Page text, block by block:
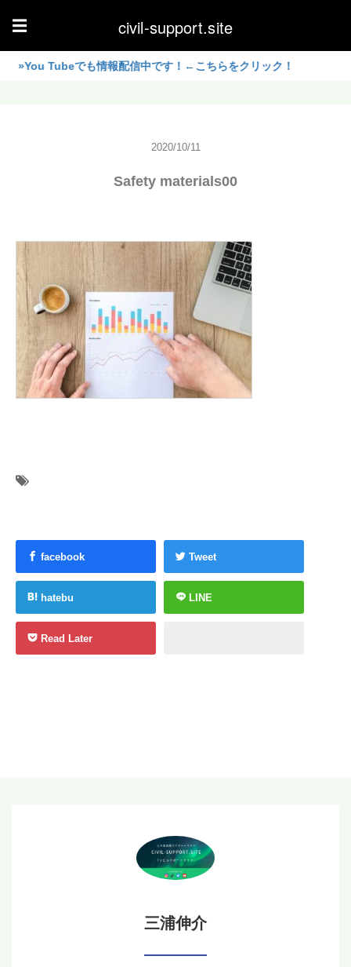
☰ civil-support.site
Tubeでも情報配信中です！←こちらをクリック！
2020/10/11
Safety materials00
facebook Tweet
hatebu LINE
Read Later
三浦伸介